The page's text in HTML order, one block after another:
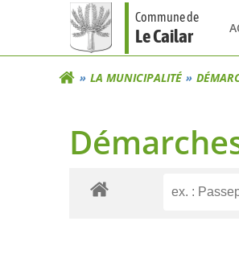
Commune de
Le Cailar
LA MUNICIPALITÉ